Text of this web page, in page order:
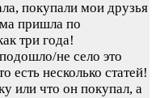
покупали мои друзья
пришла по
три года!
не село это
есть несколько статей!
или что он покупал, а